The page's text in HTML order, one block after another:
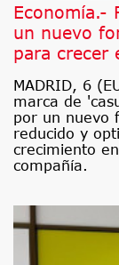
Economía.-
un nuevo
para crecer
MADRID, 6
marca de
por un nuevo
reducido y
crecimiento
compañía.